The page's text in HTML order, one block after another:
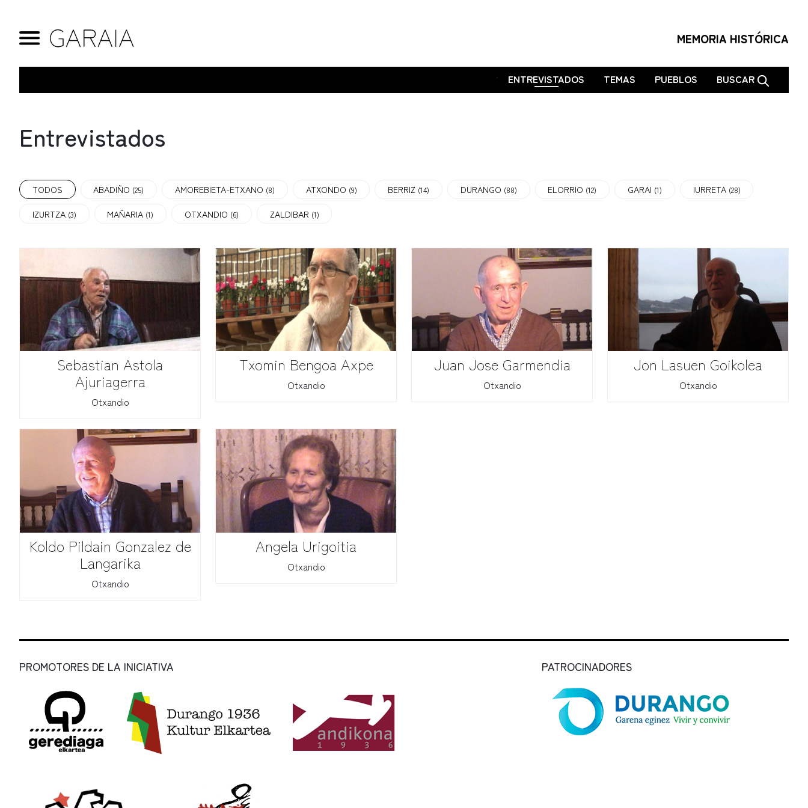
MEMORIA HISTÓRICA
. ENTREVISTADOS TEMAS PUEBLOS BUSCAR
Entrevistados
TODOS ABADIÑO (25) AMOREBIETA-ETXANO (8) ATXONDO (9) BERRIZ (14) DURANGO (88) ELORRIO (12) GARAI (1) IURRETA (28)
IZURTZA (3) MAÑARIA (1) OTXANDIO (6) ZALDIBAR (1)
Sebastian Astola
Ajuriagerra
Otxandio
Txomin Bengoa Axpe
Otxandio
Juan Jose Garmendia
Otxandio
Jon Lasuen Goikolea
Otxandio
Koldo Pildain Gonzalez de
Langarika
Otxandio
Angela Urigoitia
Otxandio
PROMOTORES DE LA INICIATIVA PATROCINADORES